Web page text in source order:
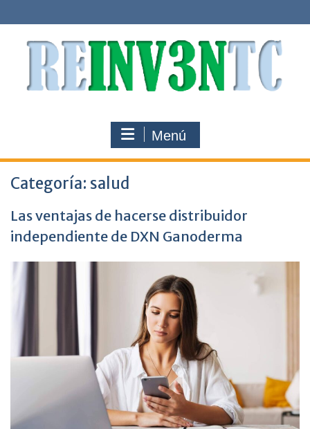
al
Menú
Categoría: salud
Las ventajas de hacerse distribuidor
independiente de DXN Ganoderma